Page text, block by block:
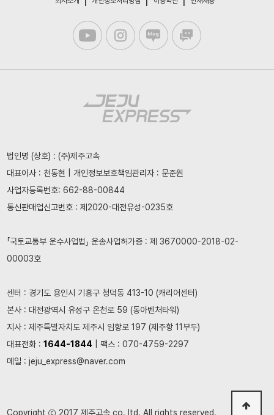
법인명 (상호) : (주)제주고속
대표이사 : 천동현 | 개인정보보호책임관리자 : 문준원
사업자등록번호: 662-88-00844
통신판매업신고번호 : 제2020-대전유성-0235호
「국토교통부 운수사업법」 운송사업허가증 : 제 3670000-2018-02-
00003호
센터 : 경기도 용인시 기흥구 청덕동 413-10 (캐리어센터)
본사 : 대전광역시 유성구 온천로 59 (동아벤처타워)
지사 : 제주특별자치도 제주시 임항로 197 (제주항 11부두)
대표전화 :1644-1844 | 팩스 : 070-4759-2297
메일 : jeju_express@naver.com
Copyright ⓒ 2017 제주고속 co.,ltd. All rights reserved.